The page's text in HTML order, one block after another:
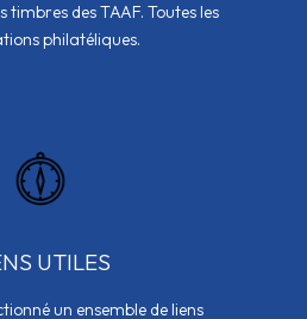
timbres des TAAF. Toutes les
philatéliques.
UTILES
un ensemble de liens